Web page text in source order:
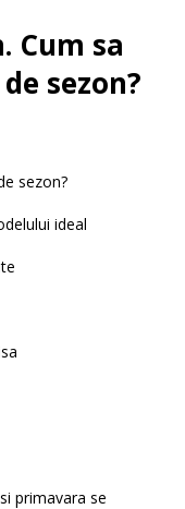
Cum sa
sezon?
sezon?
ideal
primavara se